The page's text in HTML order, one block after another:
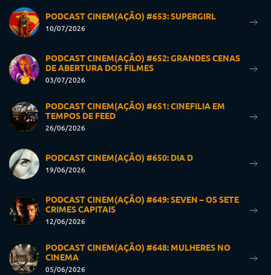
PODCAST CINEM(AÇÃO) #653: SUPERGIRL
10/07/2026
PODCAST CINEM(AÇÃO) #652: GRANDES CENAS
DE ABERTURA DOS FILMES
03/07/2026
PODCAST CINEM(AÇÃO) #651: CINEFILIA EM
TEMPOS DE FEED
26/06/2026
PODCAST CINEM(AÇÃO) #650: DIA D
19/06/2026
PODCAST CINEM(AÇÃO) #649: SEVEN – OS SETE
CRIMES CAPITAIS
12/06/2026
PODCAST CINEM(AÇÃO) #648: MULHERES NO
CINEMA
05/06/2026